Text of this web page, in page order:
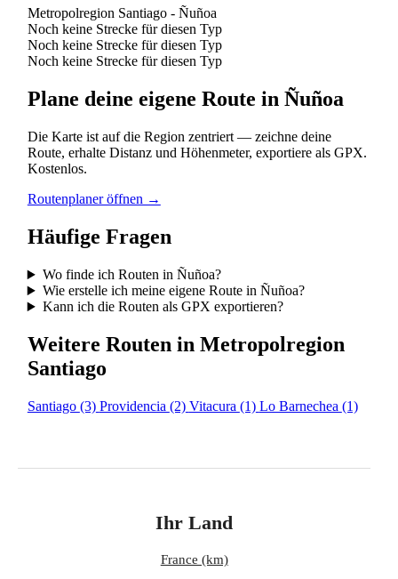
Metropolregion Santiago - Ñuñoa
Noch keine Strecke für diesen Typ
Noch keine Strecke für diesen Typ
Noch keine Strecke für diesen Typ
Plane deine eigene Route in Ñuñoa
Die Karte ist auf die Region zentriert — zeichne deine
Route, erhalte Distanz und Höhenmeter, exportiere als GPX.
Kostenlos.
Routenplaner öffnen →
Häufige Fragen
Wo finde ich Routen in Ñuñoa?
Wie erstelle ich meine eigene Route in Ñuñoa?
Kann ich die Routen als GPX exportieren?
Weitere Routen in Metropolregion
Santiago
Santiago (3) Providencia (2) Vitacura (1) Lo Barnechea (1)
Ihr Land
France (km)